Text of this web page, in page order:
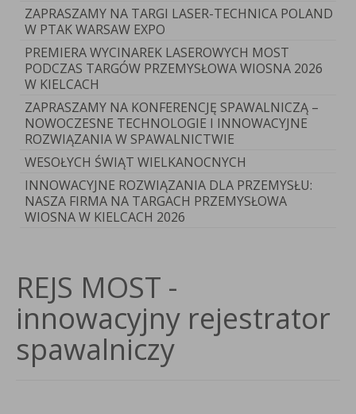
ZAPRASZAMY NA TARGI LASER-TECHNICA POLAND
W PTAK WARSAW EXPO
PREMIERA WYCINAREK LASEROWYCH MOST
PODCZAS TARGÓW PRZEMYSŁOWA WIOSNA 2026
W KIELCACH
ZAPRASZAMY NA KONFERENCJĘ SPAWALNICZĄ –
NOWOCZESNE TECHNOLOGIE I INNOWACYJNE
ROZWIĄZANIA W SPAWALNICTWIE
WESOŁYCH ŚWIĄT WIELKANOCNYCH
INNOWACYJNE ROZWIĄZANIA DLA PRZEMYSŁU:
NASZA FIRMA NA TARGACH PRZEMYSŁOWA
WIOSNA W KIELCACH 2026
REJS MOST -
innowacyjny rejestrator
spawalniczy